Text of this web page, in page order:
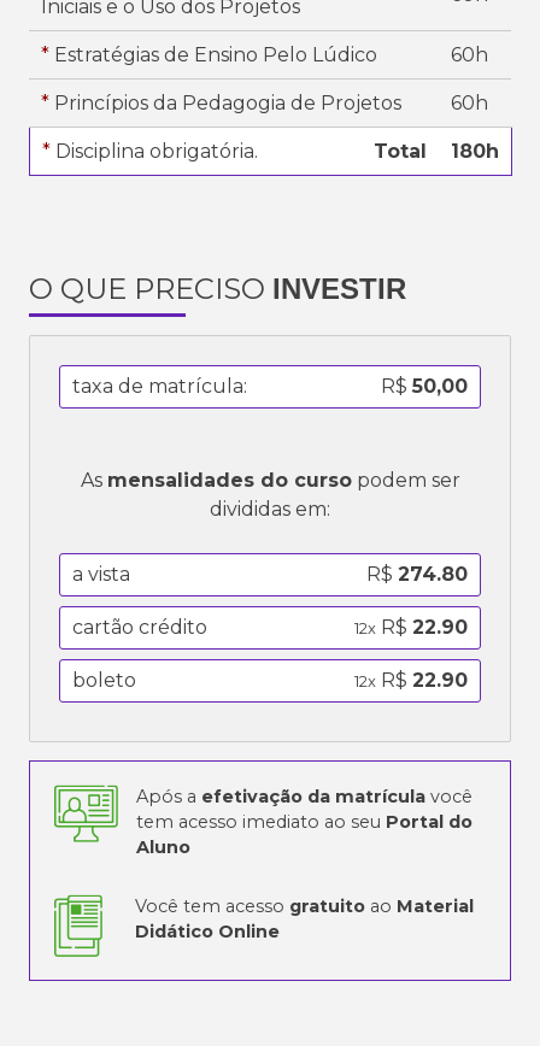
Iniciais e o Uso dos Projetos
* Estratégias de Ensino Pelo Lúdico 60h
* Princípios da Pedagogia de Projetos 60h
* Disciplina obrigatória. Total 180h
O QUE PRECISO INVESTIR
taxa de matrícula: R$ 50,00
As mensalidades do cursopodem ser
divididas em:
a vista R$ 274.80
cartão crédito 12x R$ 22.90
boleto 12x R$ 22.90
Após a efetivação da matrícula você
tem acesso imediato ao seu Portal do
Aluno
Você tem acesso gratuito ao Material
Didático Online